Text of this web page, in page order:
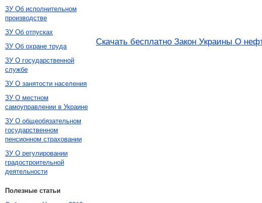
Скачать бесплатно Закон Украины О
ЗУ Об исполнительном
производстве
ЗУ Об отпусках
ЗУ Об охране труда
ЗУ О государственной
службе
ЗУ О занятости населения
ЗУ О местном
самоуправлении в Украине
ЗУ О общеобязательном
государственном
пенсионном страховании
ЗУ О регулировании
градостроительной
деятельности
Полезные статьи